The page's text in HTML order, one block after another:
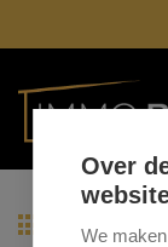
Terug naar
Over
We